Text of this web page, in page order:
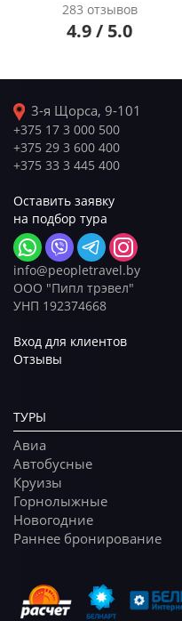
283 отзывов
4.9 / 5.0
3-я Щорса, 9-101
+375 17 3 000 500
+375 29 3 600 400
+375 33 3 445 400
Оставить заявку
на подбор тура
info@peopletravel.by
ООО "Пипл трэвел"
УНП 192374668
Вход для клиентов
Отзывы
ТУРЫ
Авиа
Автобусные
Круизы
Горнолыжные
Новогодние
Раннее бронирование